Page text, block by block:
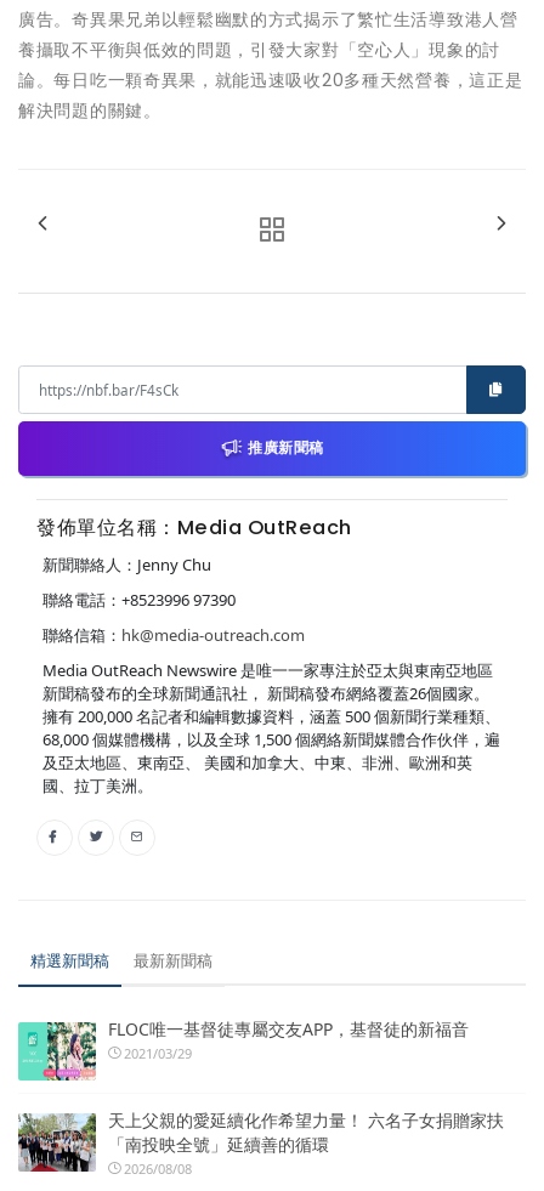
廣告。奇異果兄弟以輕鬆幽默的方式揭示了繁忙生活導致港人營
養攝取不平衡與低效的問題，引發大家對「空心人」現象的討
論。每日吃一顆奇異果，就能迅速吸收20多種天然營養，這正是
解決問題的關鍵。
推廣新聞稿
發佈單位名稱：Media OutReach
新聞聯絡人：Jenny Chu
聯絡電話：+8523996 97390
聯絡信箱： hk@media-outreach.com
Media OutReach Newswire 是唯一一家專注於亞太與東南亞地區
新聞稿發布的全球新聞通訊社， 新聞稿發布網絡覆蓋26個國家。
擁有 200,000 名記者和編輯數據資料，涵蓋 500 個新聞行業種類、
68,000 個媒體機構，以及全球 1,500 個網絡新聞媒體合作伙伴，遍
及亞太地區、東南亞、 美國和加拿大、中東、非洲、歐洲和英
國、拉丁美洲。
精選新聞稿 最新新聞稿
FLOC唯一基督徒專屬交友APP，基督徒的新福音
2021/03/29
天上父親的愛延續化作希望力量！ 六名子女捐贈家扶
「南投映全號」延續善的循環
2026/08/08